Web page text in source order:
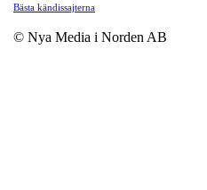
Bästa kändissajterna
© Nya Media i Norden AB